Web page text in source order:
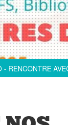
- RENCONTRE